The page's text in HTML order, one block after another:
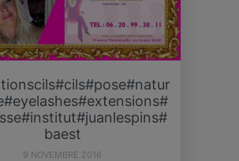
baest
9 NOVEMBRE 2016